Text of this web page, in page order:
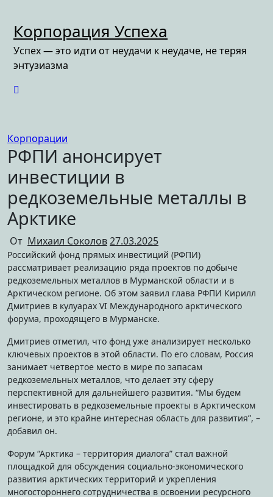
содержимому
Корпорация Успеха
Успех — это идти от неудачи к неудаче, не теряя
энтузиазма
Корпорации
РФПИ анонсирует
инвестиции в
редкоземельные металлы в
Арктике
От Михаил Соколов27.03.2025
Российский фонд прямых инвестиций (РФПИ)
рассматривает реализацию ряда проектов по добыче
редкоземельных металлов в Мурманской области и в
Арктическом регионе. Об этом заявил глава РФПИ Кирилл
Дмитриев в кулуарах VI Международного арктического
форума, проходящего в Мурманске.
Дмитриев отметил, что фонд уже анализирует несколько
ключевых проектов в этой области. По его словам, Россия
занимает четвертое место в мире по запасам
редкоземельных металлов, что делает эту сферу
перспективной для дальнейшего развития. “Мы будем
инвестировать в редкоземельные проекты в Арктическом
регионе, и это крайне интересная область для развития”, –
добавил он.
Форум “Арктика – территория диалога” стал важной
площадкой для обсуждения социально-экономического
развития арктических территорий и укрепления
многостороннего сотрудничества в освоении ресурсного